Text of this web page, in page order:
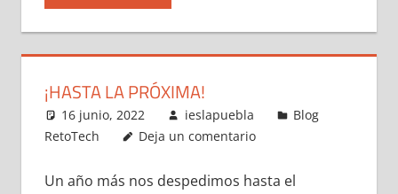
¡HASTA LA PRÓXIMA!
16 junio, 2022 ieslapuebla
Blog
RetoTech
Deja un comentario
Un año más nos despedimos hasta el